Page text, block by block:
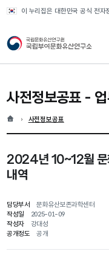
이 누리집은 대한민국 공식 전자
국가유산청 국립부
사전정보공표 - 업
홈 현재 위치
사전정보공표
2024년 10~12월 문
내역
담당부서
문화유산보존과학센터
작성일
2025-01-09
작성자
강대성
공개정도
공개